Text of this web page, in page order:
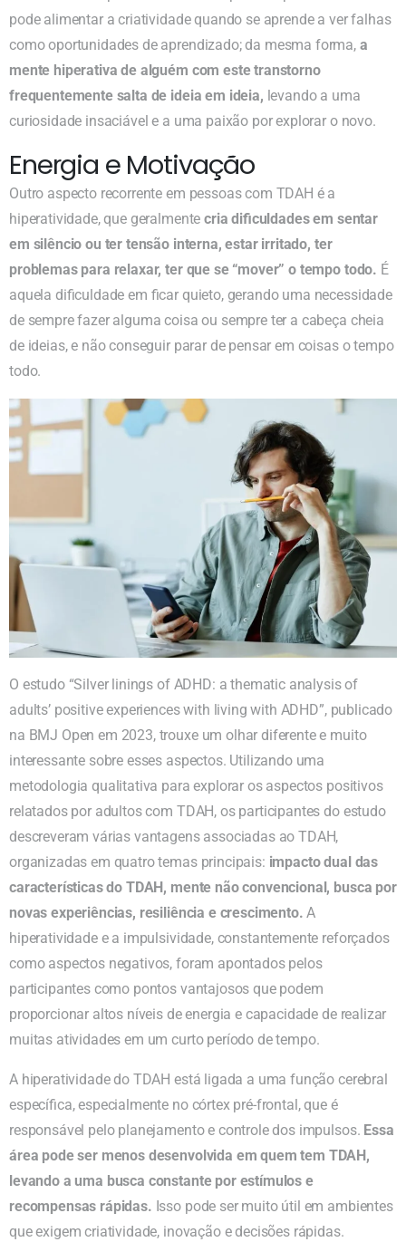
pode alimentar a criatividade quando se aprende a ver falhas
como oportunidades de aprendizado; da mesma forma, a
mente hiperativa de alguém com este transtorno
frequentemente salta de ideia em ideia, levando a uma
curiosidade insaciável e a uma paixão por explorar o novo.
Energia e Motivação
Outro aspecto recorrente em pessoas com TDAH é a
hiperatividade, que geralmentecria dificuldades em sentar
em silêncio ou ter tensão interna, estar irritado, ter
problemas para relaxar, ter que se “mover” o tempo todo. É
aquela dificuldade em ficar quieto, gerando uma necessidade
de sempre fazer alguma coisa ou sempre ter a cabeça cheia
de ideias, e não conseguir parar de pensar em coisas o tempo
todo.
O estudo “Silver linings of ADHD: a thematic analysis of
adults’ positive experiences with living with ADHD”, publicado
na BMJ Open em 2023, trouxe um olhar diferente e muito
interessante sobre esses aspectos. Utilizando uma
metodologia qualitativa para explorar os aspectos positivos
relatados por adultos com TDAH, os participantes do estudo
descreveram várias vantagens associadas ao TDAH,
organizadas em quatro temas principais: impacto dual das
características do TDAH, mente não convencional, busca por
novas experiências, resiliência e crescimento. A
hiperatividade e a impulsividade, constantemente reforçados
como aspectos negativos, foram apontados pelos
participantes como pontos vantajosos que podem
proporcionar altos níveis de energia e capacidade de realizar
muitas atividades em um curto período de tempo.
A hiperatividade do TDAH está ligada a uma função cerebral
específica, especialmente no córtex pré-frontal, que é
responsável pelo planejamento e controle dos impulsos. Essa
área pode ser menos desenvolvida em quem tem TDAH,
levando a uma busca constante por estímulos e
recompensas rápidas. Isso pode ser muito útil em ambientes
que exigem criatividade, inovação e decisões rápidas.